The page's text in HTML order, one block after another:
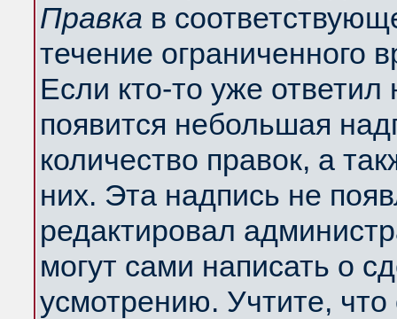
Правка в
течение ограниченного
Если кто-то уже
появится небольшая
количество правок, а
них. Эта надпись не
редактировал
могут сами написать о
усмотрению. Учтите,